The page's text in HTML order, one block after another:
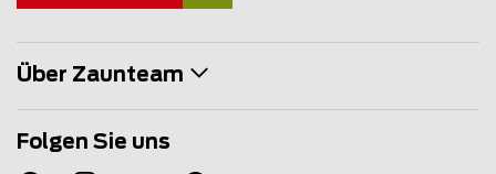
Über Zaunteam
Folgen Sie uns